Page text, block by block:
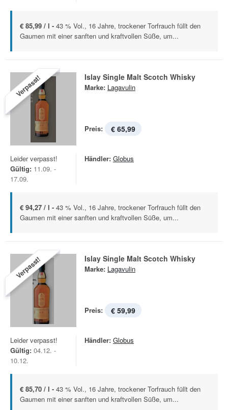
€ 85,99 / l - 43 % Vol., 16 Jahre, trockener Torfrauch füllt den
Gaumen mit einer sanften und kraftvollen Süße, um...
Verpasst! Islay Single Malt Scotch Whisky
Marke: Lagavulin
Preis: € 65,99
Leider verpasst!
Gültig: 11.09. -
17.09.
Händler: Globus
€ 94,27 / l - 43 % Vol., 16 Jahre, trockener Torfrauch füllt den
Gaumen mit einer sanften und kraftvollen Süße, um...
Verpasst! Islay Single Malt Scotch Whisky
Marke: Lagavulin
Preis: € 59,99
Leider verpasst!
Gültig: 04.12. -
10.12.
Händler: Globus
€ 85,70 / l - 43 % Vol., 16 Jahre, trockener Torfrauch füllt den
Gaumen mit einer sanften und kraftvollen Süße, um...